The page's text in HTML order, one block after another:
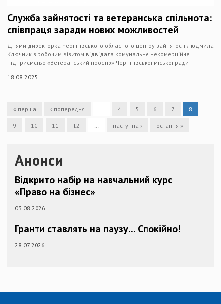
Служба зайнятості та ветеранська спільнота:
співпраця заради нових можливостей
Днями директорка Чернігівського обласного центру зайнятості Людмила
Ключник з робочим візитом відвідала комунальне некомерційне
підприємство «Ветеранський простір» Чернігівської міської ради
18.08.2025
« перша ‹ попередня 4 5 6 7 8
9 10 11 12 наступна › остання »
Анонси
Відкрито набір на навчальний курс
«Право на бізнес»
03.08.2026
Гранти ставлять на паузу... Спокійно!
28.07.2026